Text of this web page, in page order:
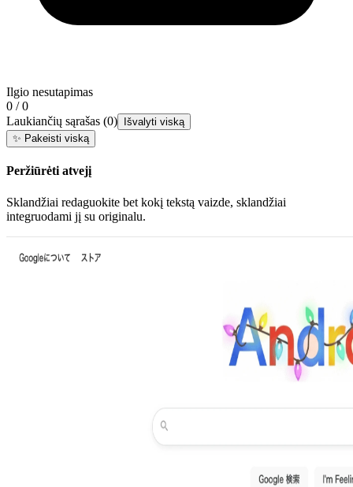
Ilgio nesutapimas
0 / 0
Laukiančių sąrašas (0)
Išvalyti viską
✨ Pakeisti viską
Peržiūrėti atvejį
Sklandžiai redaguokite bet kokį tekstą vaizde, sklandžiai
integruodami jį su originalu.